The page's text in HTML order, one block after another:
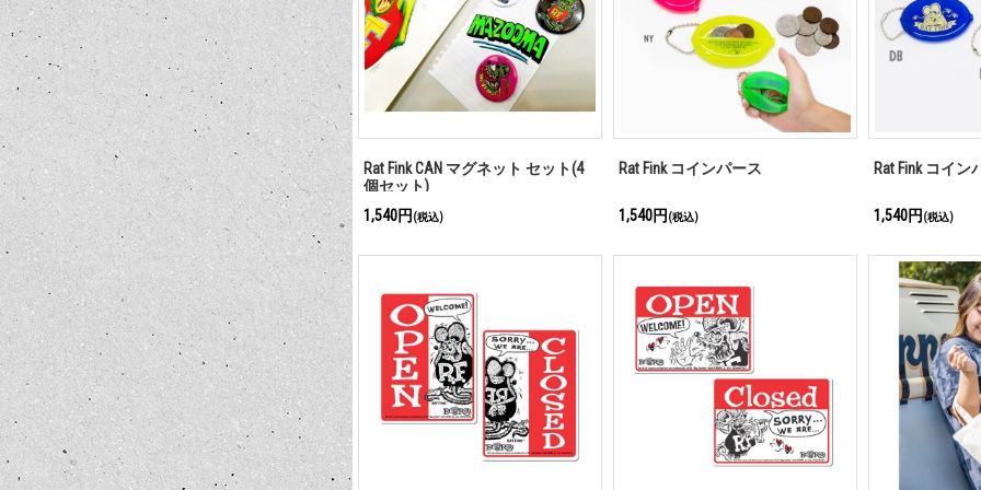
Rat Fink CAN マグネット セット(4
個セット)
1,540円 (税込)
Rat Fink コインパース
1,540円 (税込)
Rat Fink コイン
1,540円 (税込)